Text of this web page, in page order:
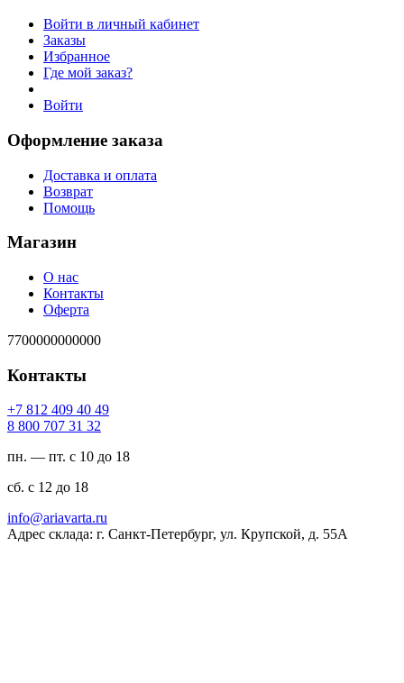
Войти в личный кабинет
Заказы
Избранное
Где мой заказ?
Войти
Оформление заказа
Доставка и оплата
Возврат
Помощь
Магазин
О нас
Контакты
Оферта
7700000000000
Контакты
94 04 904 218 7+
23 13 707 008 8
пн. — пт. с 10 до 18
сб. с 12 до 18
ur.atravaira@ofni
Адрес склада: г. Санкт-Петербург, ул. Крупской, д. 55А